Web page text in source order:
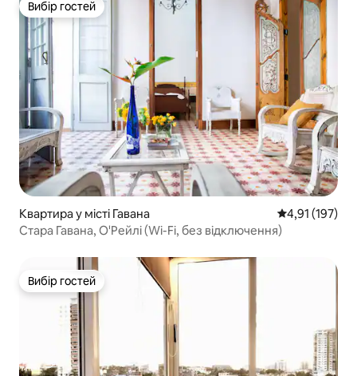
Вибір гостей
Вибір гостей
Квартира у місті Гавана Середня
4,91 (197)
Стара Гавана, О'Рейлі (Wi-Fi, без відключення)
Вибір гостей
Вибір гостей